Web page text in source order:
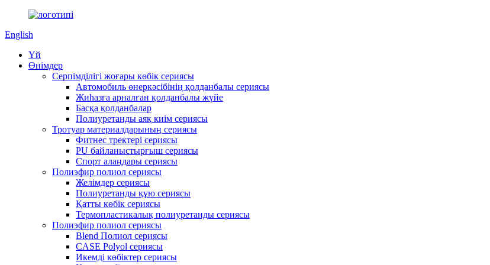
English
Үй
Өнімдер
Серпімділігі жоғары көбік сериясы
Автомобиль өнеркәсібінің қолданбалы сериясы
Жиһазға арналған қолданбалы жүйе
Басқа қолданбалар
Полиуретанды аяқ киім сериясы
Тротуар материалдарының сериясы
Фитнес тректері сериясы
PU байланыстырғыш сериясы
Спорт алаңдары сериясы
Полиэфир полиол сериясы
Желімдер сериясы
Полиуретанды құю сериясы
Қатты көбік сериясы
Термопластикалық полиуретанды сериясы
Полиэфир полиол сериясы
Blend Полиол сериясы
CASE Polyol сериясы
Икемді көбіктер сериясы